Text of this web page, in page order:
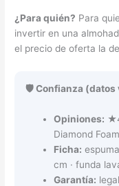
¿Para quién? Para
invertir en una
el precio de oferta la
🛡️ Confianza (datos
Opiniones:
Diamond
Ficha:
cm · funda
Garantía: